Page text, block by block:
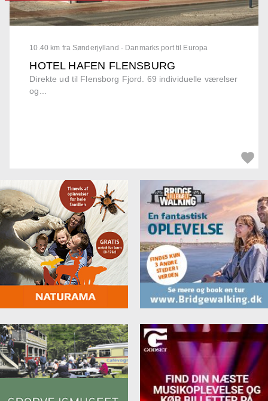
10.40 km fra Sønderjylland - Danmarks port til Europa
HOTEL HAFEN FLENSBURG
Direkte ud til Flensborg Fjord. 69 individuelle værelser
og...